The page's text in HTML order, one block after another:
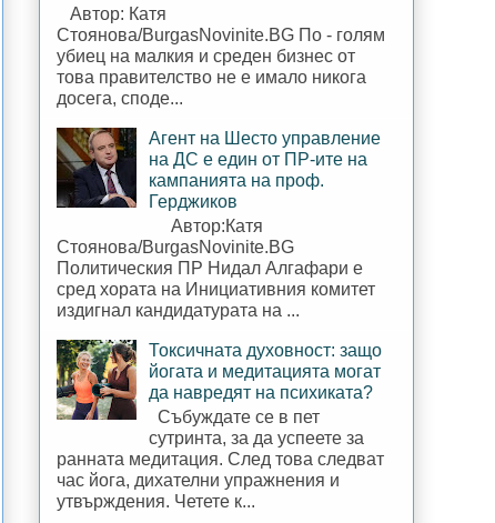
Автор: Катя
Стоянова/BurgasNovinite.BG По - голям
убиец на малкия и среден бизнес от
това правителство не е имало никога
досега, споде...
Агент на Шесто управление
на ДС е един от ПР-ите на
кампанията на проф.
Герджиков
Автор:Катя
Стоянова/BurgasNovinite.BG
Политическия ПР Нидал Алгафари е
сред хората на Инициативния комитет
издигнал кандидатурата на ...
Токсичната духовност: защо
йогата и медитацията могат
да навредят на психиката?
Събуждате се в пет
сутринта, за да успеете за
ранната медитация. След това следват
час йога, дихателни упражнения и
утвърждения. Четете к...